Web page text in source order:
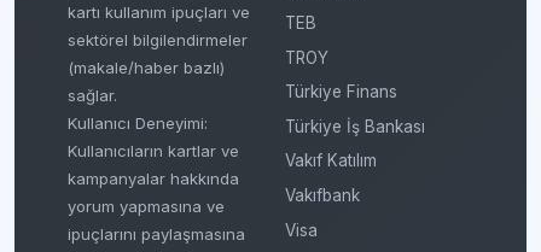
kartı kullanım ipuçları ve
sektörel bilgilendirmeler
(makale/haber bazlı)
sağlar.
Kullanıcı Deneyimi:
Kullanıcıların kartlar ve
kampanyalar hakkında
yorum yapmasına ve
ipuçlarını paylaşmasına
TEB
TROY
Türkiye Finans
Türkiye İş Bankası
Vakıf Katılım
Vakıfbank
Visa